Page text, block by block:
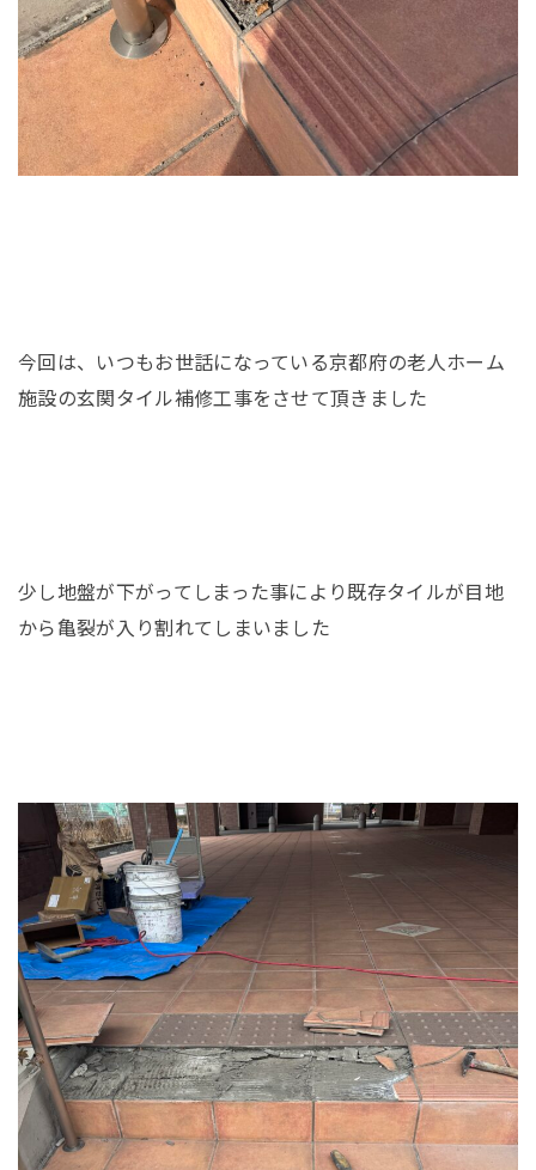
今回は、いつもお世話になっている京都府の老人ホーム
施設の玄関タイル補修工事をさせて頂きました
少し地盤が下がってしまった事により既存タイルが目地
から亀裂が入り割れてしまいました